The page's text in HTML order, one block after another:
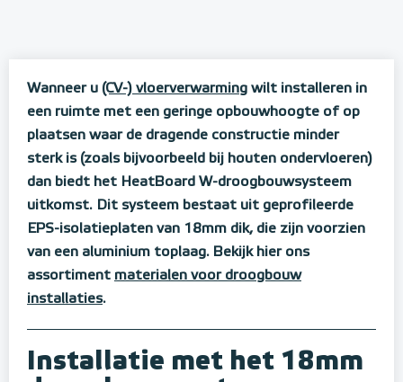
Wanneer u (CV-) vloerverwarming wilt installeren in
een ruimte met een geringe opbouwhoogte of op
plaatsen waar de dragende constructie minder
sterk is (zoals bijvoorbeeld bij houten ondervloeren)
dan biedt het HeatBoard W-droogbouwsysteem
uitkomst. Dit systeem bestaat uit geprofileerde
EPS-isolatieplaten van 18mm dik, die zijn voorzien
van een aluminium toplaag. Bekijk hier ons
assortiment materialen voor droogbouw
installaties.
Installatie met het 18mm